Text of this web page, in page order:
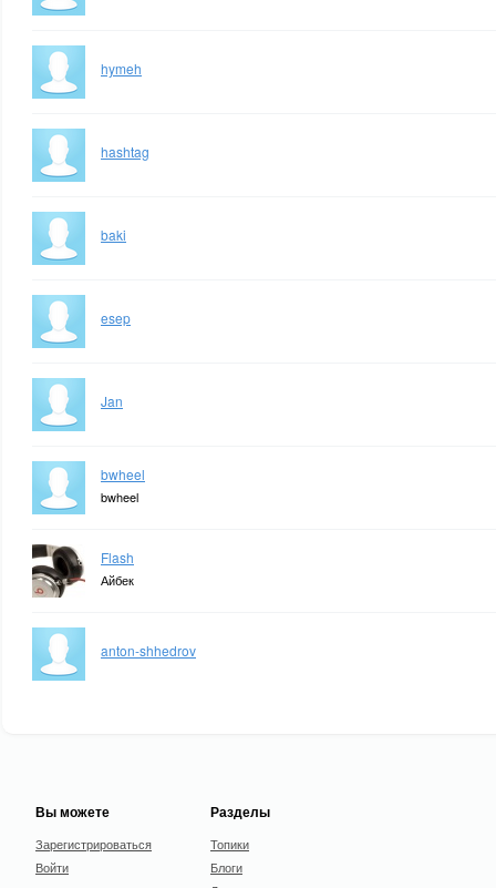
hymeh
hashtag
baki
esep
Jan
bwheel
bwheel
Flash
Айбек
anton-shhedrov
Вы можете
Зарегистрироваться
Войти
Разделы
Топики
Блоги